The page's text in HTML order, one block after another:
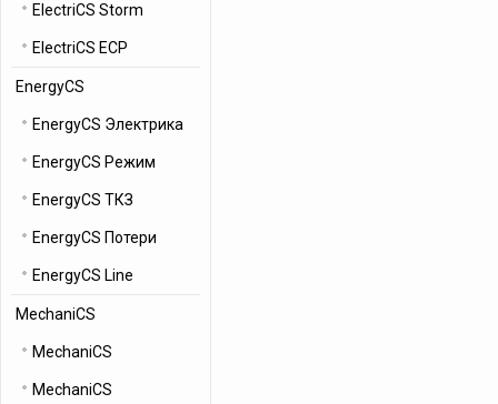
ElectriCS Storm
ElectriCS ECP
EnergyCS
EnergyCS Электрика
EnergyCS Режим
EnergyCS ТКЗ
EnergyCS Потери
EnergyCS Line
MechaniCS
MechaniCS
MechaniCS